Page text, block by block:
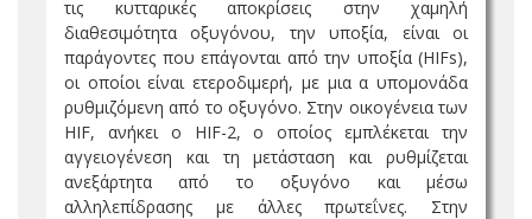
τις κυτταρικές αποκρίσεις στην χαμηλή
διαθεσιμότητα οξυγόνου, την υποξία, είναι οι
παράγοντες που επάγονται από την υποξία (HIFs),
οι οποίοι είναι ετεροδιμερή, με μια α υπομονάδα
ρυθμιζόμενη από το οξυγόνο. Στην οικογένεια των
HIF, ανήκει ο HIF-2, ο οποίος εμπλέκεται την
αγγειογένεση και τη μετάσταση και ρυθμίζεται
ανεξάρτητα από το οξυγόνο και μέσω
αλληλεπίδρασης με άλλες πρωτεΐνες. Στην